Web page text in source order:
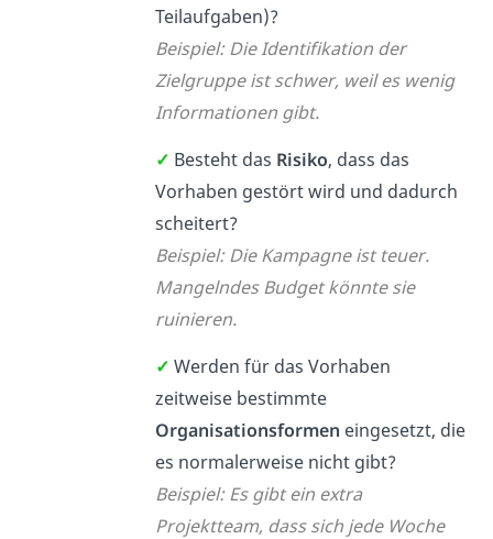
Teilaufgaben)?
Beispiel: Die Identifikation der
Zielgruppe ist schwer, weil es wenig
Informationen gibt.
✓ Besteht das Risiko, dass das
Vorhaben gestört wird und dadurch
scheitert?
Beispiel: Die Kampagne ist teuer.
Mangelndes Budget könnte sie
ruinieren.
✓ Werden für das Vorhaben
zeitweise bestimmte
Organisationsformen eingesetzt, die
es normalerweise nicht gibt?
Beispiel: Es gibt ein extra
Projektteam, dass sich jede Woche